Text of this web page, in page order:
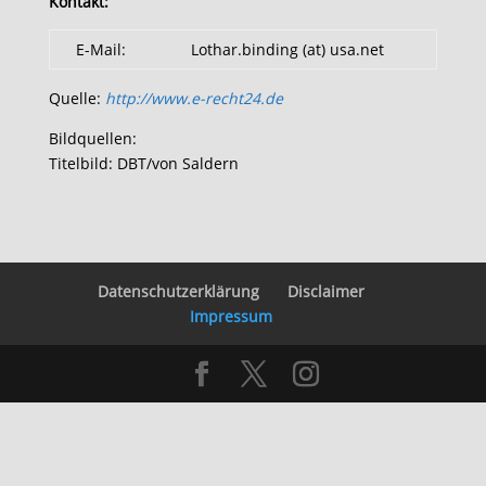
E-Mail: Lothar.binding (at) usa.net
Quelle: http://www.e-recht24.de
Bildquellen:
Titelbild: DBT/von Saldern
Datenschutzerklärung
Disclaimer
Impressum